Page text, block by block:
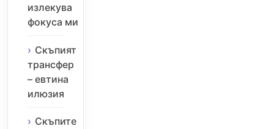
излекува
фокуса ми
Скъпият
трансфер
– евтина
илюзия
Скъпите